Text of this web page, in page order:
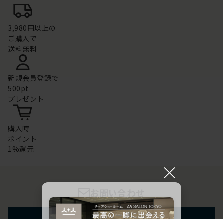
3,980円以上の
ご購入で
送料無料
新規会員登録で
500pt
プレゼント
購入時
ポイント
1%還元
×